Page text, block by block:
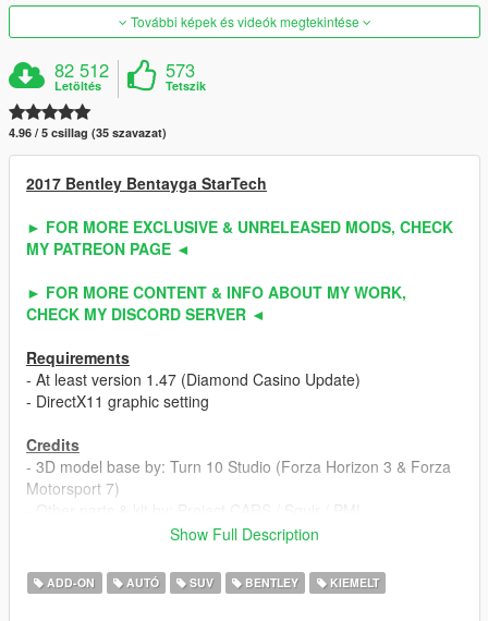
További képek és videók megtekintése
82 512
Letöltés
573
Tetszik
4.96 / 5 csillag (35 szavazat)
2017 Bentley Bentayga StarTech
► FOR MORE EXCLUSIVE & UNRELEASED MODS, CHECK
MY PATREON PAGE ◄
► FOR MORE CONTENT & INFO ABOUT MY WORK,
CHECK MY DISCORD SERVER ◄
Requirements
- At least version 1.47 (Diamond Casino Update)
- DirectX11 graphic setting
Credits
- 3D model base by: Turn 10 Studio (Forza Horizon 3 & Forza
Motorsport 7)
- Fully edited & converted to GTA 5 by: ahmeda1999
Known Bugs
- Nothing
Show Full Description
ADD-ON AUTÓ SUV BENTLEY KIEMELT